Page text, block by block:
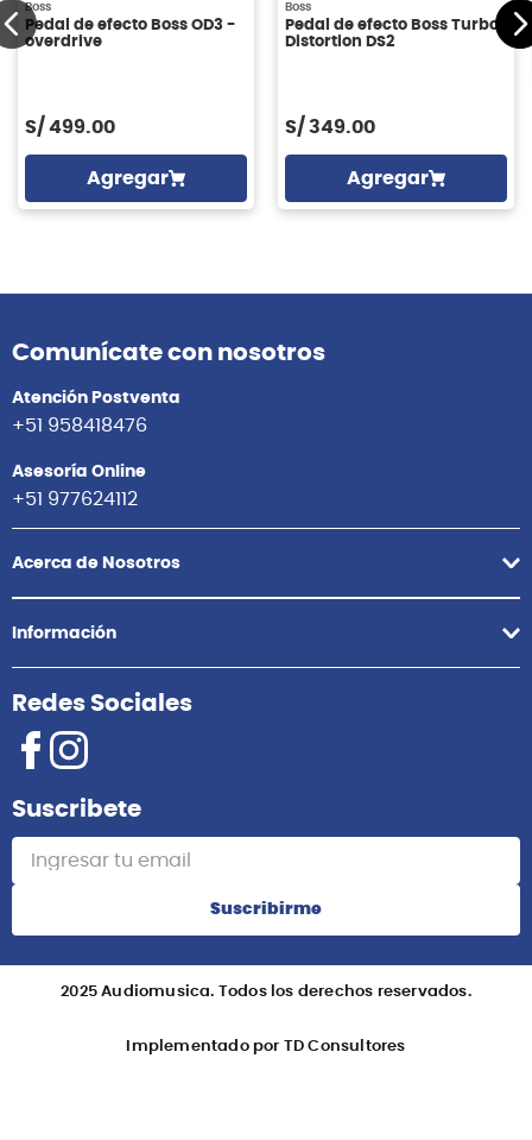
Boss
Pedal de efecto Boss OD3 -
overdrive
S/ 499.00
Agregar
Boss
Pedal de efecto Boss Turbo
Distortion DS2
S/ 349.00
Agregar
Comunícate con nosotros
Atención Postventa
+51 958418476
Asesoría Online
+51 977624112
Acerca de Nosotros
Información
Redes Sociales
Suscribete
Suscribirme
2025 Audiomusica. Todos los derechos reservados.
Implementado por TD Consultores